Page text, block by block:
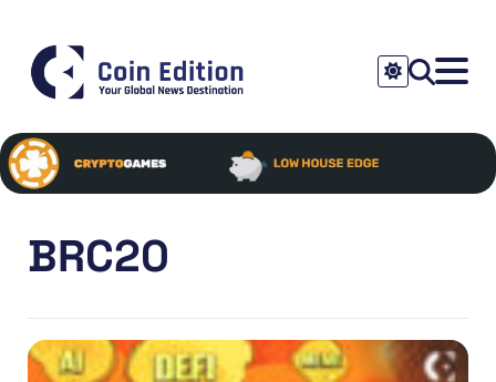
BRC20